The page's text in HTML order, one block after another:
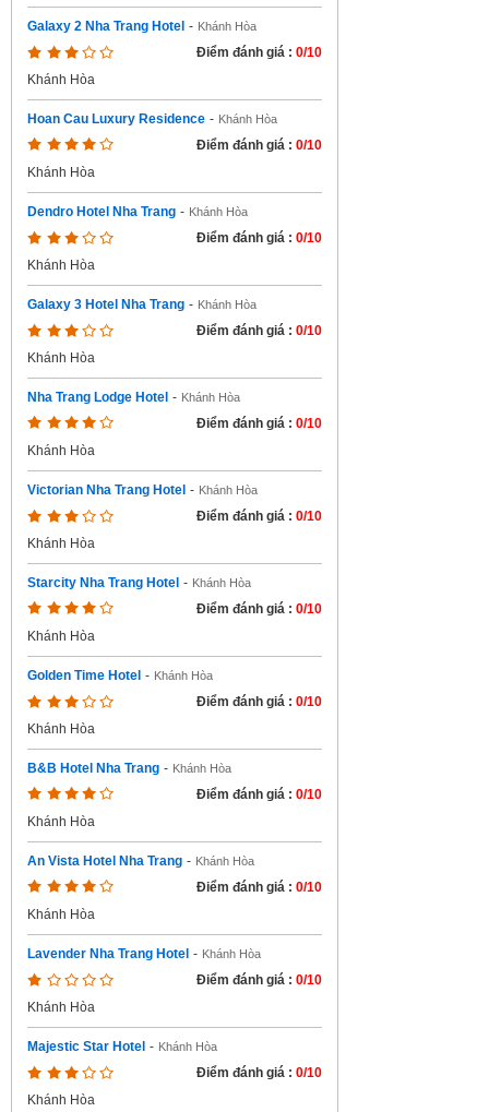
Galaxy 2 Nha Trang Hotel - Khánh Hòa
Điểm đánh giá : 0/10
Khánh Hòa
Hoan Cau Luxury Residence - Khánh Hòa
Điểm đánh giá : 0/10
Khánh Hòa
Dendro Hotel Nha Trang - Khánh Hòa
Điểm đánh giá : 0/10
Khánh Hòa
Galaxy 3 Hotel Nha Trang - Khánh Hòa
Điểm đánh giá : 0/10
Khánh Hòa
Nha Trang Lodge Hotel - Khánh Hòa
Điểm đánh giá : 0/10
Khánh Hòa
Victorian Nha Trang Hotel - Khánh Hòa
Điểm đánh giá : 0/10
Khánh Hòa
Starcity Nha Trang Hotel - Khánh Hòa
Điểm đánh giá : 0/10
Khánh Hòa
Golden Time Hotel - Khánh Hòa
Điểm đánh giá : 0/10
Khánh Hòa
B&B Hotel Nha Trang - Khánh Hòa
Điểm đánh giá : 0/10
Khánh Hòa
An Vista Hotel Nha Trang - Khánh Hòa
Điểm đánh giá : 0/10
Khánh Hòa
Lavender Nha Trang Hotel - Khánh Hòa
Điểm đánh giá : 0/10
Khánh Hòa
Majestic Star Hotel - Khánh Hòa
Điểm đánh giá : 0/10
Khánh Hòa